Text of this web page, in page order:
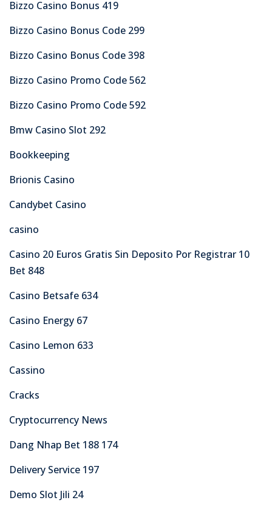
Bizzo Casino Bonus 419
Bizzo Casino Bonus Code 299
Bizzo Casino Bonus Code 398
Bizzo Casino Promo Code 562
Bizzo Casino Promo Code 592
Bmw Casino Slot 292
Bookkeeping
Brionis Casino
Candybet Casino
casino
Casino 20 Euros Gratis Sin Deposito Por Registrar 10
Bet 848
Casino Betsafe 634
Casino Energy 67
Casino Lemon 633
Cassino
Cracks
Cryptocurrency News
Dang Nhap Bet 188 174
Delivery Service 197
Demo Slot Jili 24